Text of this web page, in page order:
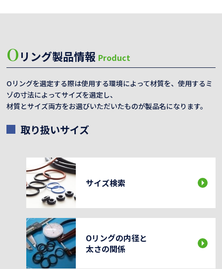
Oリング製品情報 Product
Oリングを選定する際は使用する環境によって材質を、使用するミ
ゾの寸法によってサイズを選定し、
材質とサイズ両方をお選びいただいたものが製品名になります。
取り扱いサイズ
サイズ検索
Oリングの内径と
太さの関係